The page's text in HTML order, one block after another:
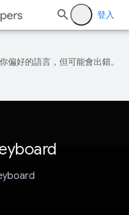
登入
偏好的語言，但可能會出錯。